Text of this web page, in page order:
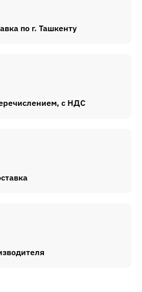
по г. Ташкенту
с НДС